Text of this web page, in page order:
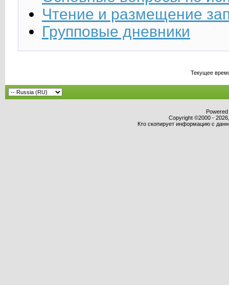
Чтение и размещение
Групповые дневники
Текущее
Copyright ©2000 -
Кто скопирует информацию с